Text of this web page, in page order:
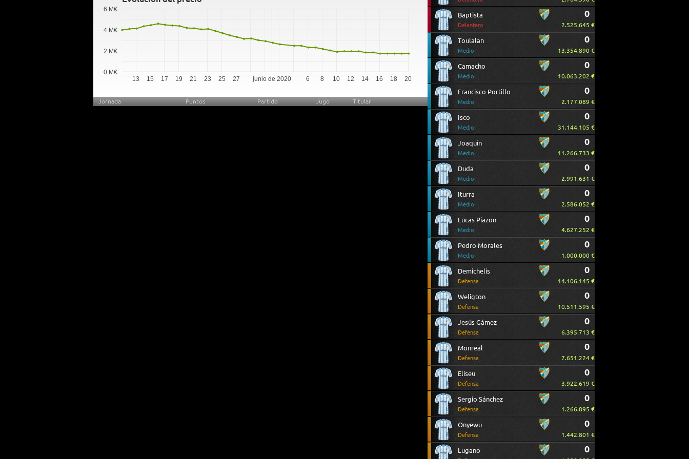
junio de 2020
13 15 17 19 21 23 25 27 6 8 10 12 14 16 18 20
0 M€
2 M€
4 M€
6 M€
Jornada Puntos Partido Jugó Titular
Baptista
Delantero
0
2.525.645 €
Toulalan
Medio
0
13.354.890 €
Camacho
Medio
0
10.063.202 €
Francisco Portillo
Medio
0
2.177.089 €
Isco
Medio
0
31.144.105 €
Joaquín
Medio
0
11.266.733 €
Duda
Medio
0
2.991.631 €
Iturra
Medio
0
2.586.052 €
Lucas Piazon
Medio
0
4.627.252 €
Pedro Morales
Medio
0
1.000.000 €
Demichelis
Defensa
0
14.106.145 €
Weligton
Defensa
0
10.511.595 €
Jesús Gámez
Defensa
0
6.395.713 €
Monreal
Defensa
0
7.651.224 €
Eliseu
Defensa
0
3.922.619 €
Sergio Sánchez
Defensa
0
1.266.895 €
Onyewu
Defensa
0
1.442.801 €
Lugano 0